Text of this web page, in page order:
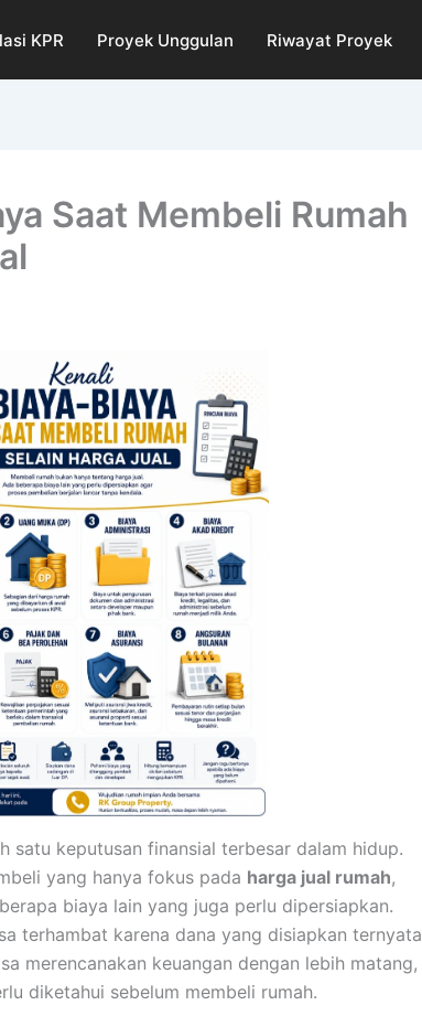
KPR Proyek Unggulan Riwayat Proyek
Saat Membeli Rumah
satu keputusan finansial terbesar dalam hidup.
yang hanya fokus pada harga jual rumah,
biaya lain yang juga perlu dipersiapkan.
terhambat karena dana yang disiapkan ternyata
merencanakan keuangan dengan lebih matang,
diketahui sebelum membeli rumah.